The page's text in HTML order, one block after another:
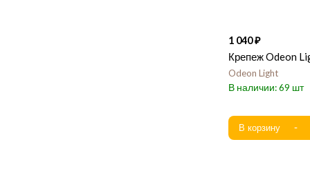
1 040
Крепеж Odeon
Odeon Light
69